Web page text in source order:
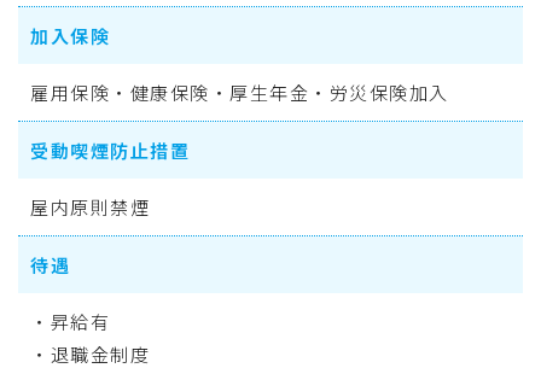
加入保険
雇用保険・健康保険・厚生年金・労災保険加入
受動喫煙防止措置
屋内原則禁煙
待遇
・昇給有
・退職金制度